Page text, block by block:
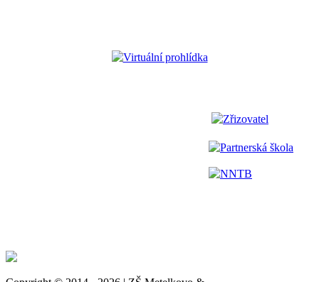
Virtuální prohlídka
Zřizovatel
Partnerská škola
NNTB